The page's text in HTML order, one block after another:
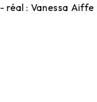
- réal : Vanessa